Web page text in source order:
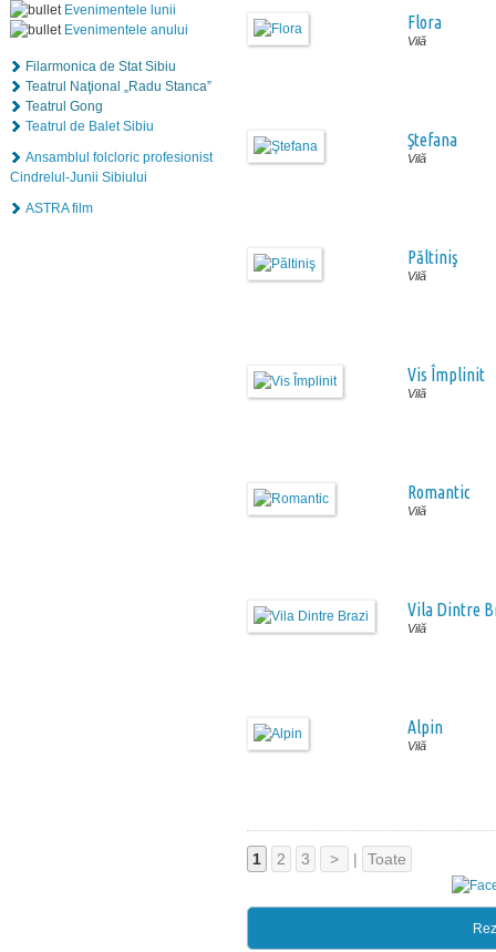
Evenimentele lunii
Evenimentele anului
Filarmonica de Stat Sibiu
Teatrul Naţional „Radu Stanca”
Teatrul Gong
Teatrul de Balet Sibiu
Ansamblul folcloric profesionist
Cindrelul-Junii Sibiului
ASTRA film
Flora
Vilă
Ştefana
Vilă
Păltiniş
Vilă
Vis Împlinit
Vilă
Romantic
Vilă
Vila Dintre
Vilă
Alpin
Vilă
1 2 3 > | Toate